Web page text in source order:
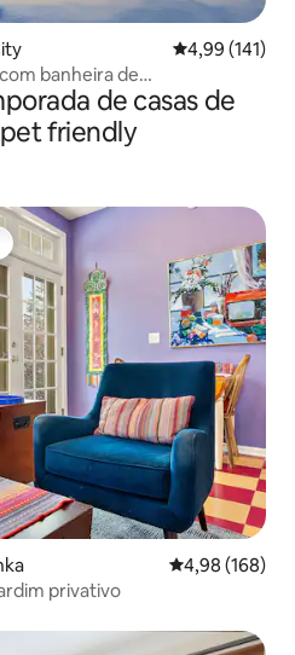
4,99 de uma
4,99 (141)
banheira de
de casas de
friendly
dos hóspedes
4,98 de uma
4,98 (168)
privativo